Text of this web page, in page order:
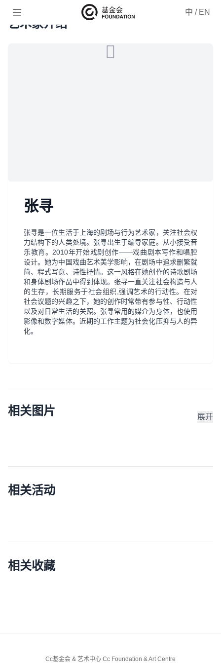
 中 / EN
艺术家介绍
张寻
张寻是一位生活于上海的剧场与行为艺术家，关注社会权
力结构下的人类处境。张寻出生于编导家庭。从小接受音
乐教育。2010年开始戏剧创作——戏曲剧本写作和唱腔
设计。她为中国戏曲艺术美学影响，在剧场中追求删繁就
简、程式写意、诗性抒情。这一风格在她创作的诗歌剧场
和身体剧场作品中得到体现。张寻一直关注社会构造与人
的生存，长期服务于社会组织,强调艺术的行动性。在对
社会议题的兴趣之下，她的创作时常带有参与性、行动性
以及对日常生活的关照。张寻常用的媒介为身体，也使用
影像和数字媒体。近期的工作主题为社会化压抑与人的异
化。
相关图片 展开
相关活动
相关收藏
Cc基金会 & 艺术中心 Cc Foundation & Art Centre